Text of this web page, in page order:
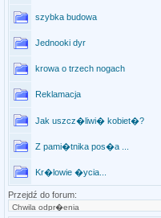
szybka budowa
Jednooki dyr
krowa o trzech nogach
Reklamacja
Jak uszcz�liwi� kobiet�?
Z pami�tnika pos�a ...
Kr�lowie �ycia...
Przejdź do forum: